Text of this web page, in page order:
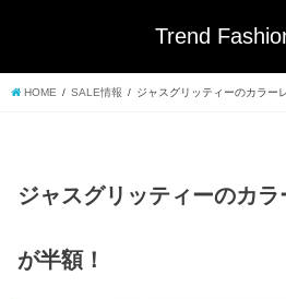
Trend
HOME SALE情報 ジャスグリッティーのカラー
ジャスグリッティーのカラ
が半額！